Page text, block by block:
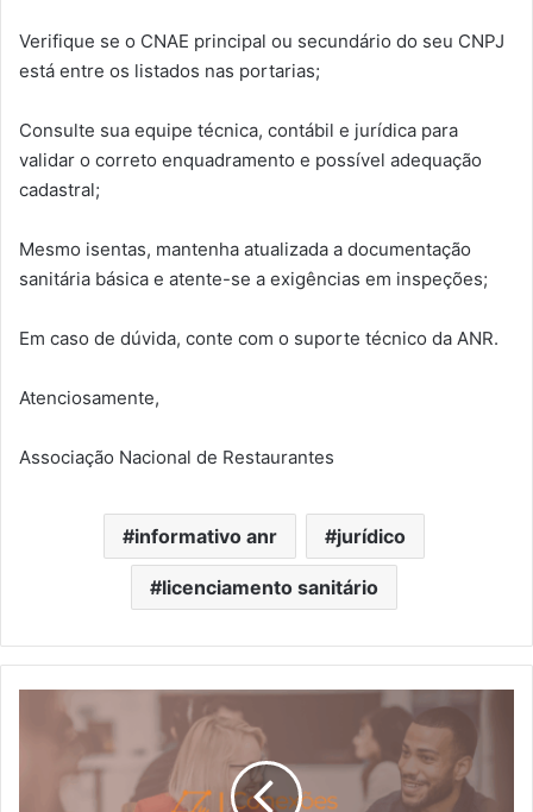
Verifique se o CNAE principal ou secundário do seu CNPJ
está entre os listados nas portarias;
Consulte sua equipe técnica, contábil e jurídica para
validar o correto enquadramento e possível adequação
cadastral;
Mesmo isentas, mantenha atualizada a documentação
sanitária básica e atente-se a exigências em inspeções;
Em caso de dúvida, conte com o suporte técnico da ANR.
Atenciosamente,
Associação Nacional de Restaurantes
informativo anr jurídico
licenciamento sanitário
Foodtechs